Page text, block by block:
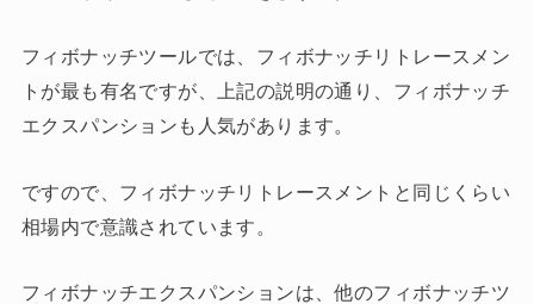
フィボナッチツールでは、フィボナッチリトレースメン
トが最も有名ですが、上記の説明の通り、フィボナッチ
エクスパンションも人気があります。
ですので、フィボナッチリトレースメントと同じくらい
相場内で意識されています。
フィボナッチエクスパンションは、他のフィボナッチツ